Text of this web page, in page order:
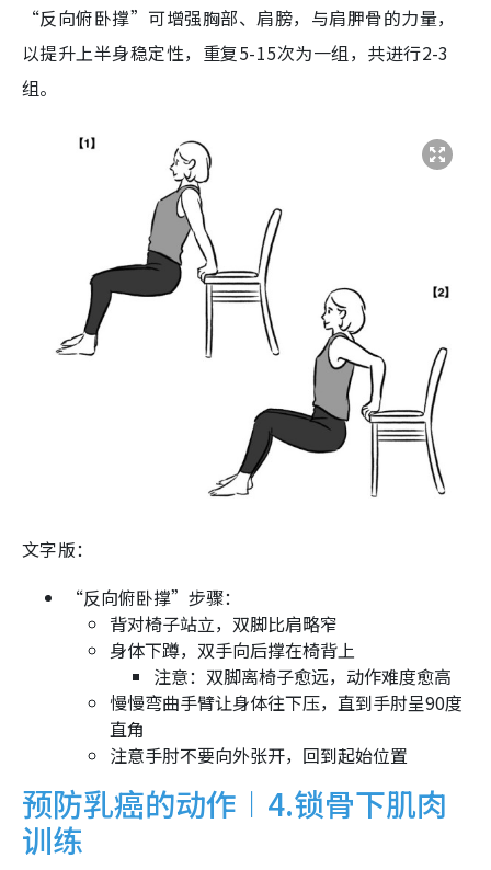
“反向俯卧撑”可增强胸部、肩膀，与肩胛骨的力量，
以提升上半身稳定性，重复5-15次为一组，共进行2-3
组。
文字版：
“反向俯卧撑”步骤：
背对椅子站立，双脚比肩略窄
身体下蹲，双手向后撑在椅背上
注意：双脚离椅子愈远，动作难度愈高
慢慢弯曲手臂让身体往下压，直到手肘呈90度
直角
注意手肘不要向外张开，回到起始位置
预防乳癌的动作︱4.锁骨下肌肉
训练